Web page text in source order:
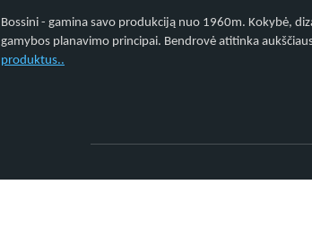
Bossini - gamina savo produkciją nuo 1960m. Kokybė,
gamybos planavimo principai. Bendrovė atitinka
produktus..